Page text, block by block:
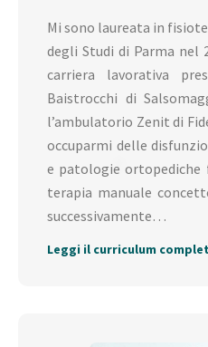
Mi sono laureata in
degli Studi di Parma nel
carriera lavorativa
Baistrocchi di
l’ambulatorio Zenit di
occuparmi delle
e patologie ortopediche
terapia manuale
successivamente…
Leggi il curriculum